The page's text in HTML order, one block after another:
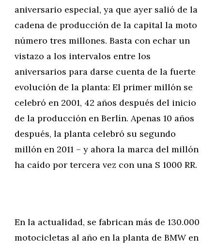
aniversario especial, ya que ayer salió de la
cadena de producción de la capital la moto
número tres millones. Basta con echar un
vistazo a los intervalos entre los
aniversarios para darse cuenta de la fuerte
evolución de la planta: El primer millón se
celebró en 2001, 42 años después del inicio
de la producción en Berlín. Apenas 10 años
después, la planta celebró su segundo
millón en 2011 – y ahora la marca del millón
ha caído por tercera vez con una S 1000 RR.
En la actualidad, se fabrican más de 130.000
motocicletas al año en la planta de BMW en